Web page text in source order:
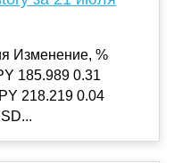
Изменение, %
185.989 0.31
218.219 0.04